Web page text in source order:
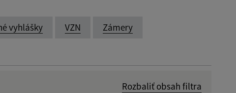
vyhlášky VZN Zámery
Rozbaliť obsah filtra